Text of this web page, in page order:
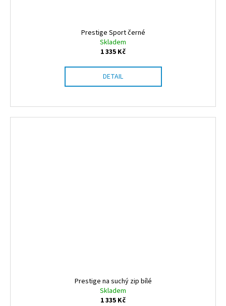
Prestige Sport černé
Skladem
1 335 Kč
DETAIL
Prestige na suchý zip bílé
Skladem
1 335 Kč